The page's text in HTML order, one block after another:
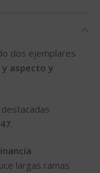
dos ejemplares
aspecto y
.
largas ramas